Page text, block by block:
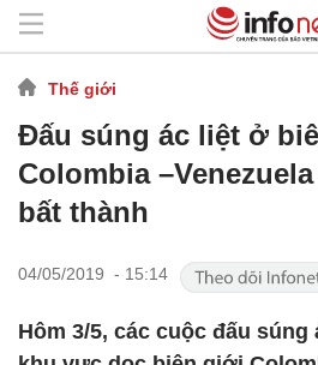
Thế giới
Đấu súng ác liệt ở
Colombia
bất thành
04/05/2019 - 15:14
Hôm 3/5, các cuộc đấu